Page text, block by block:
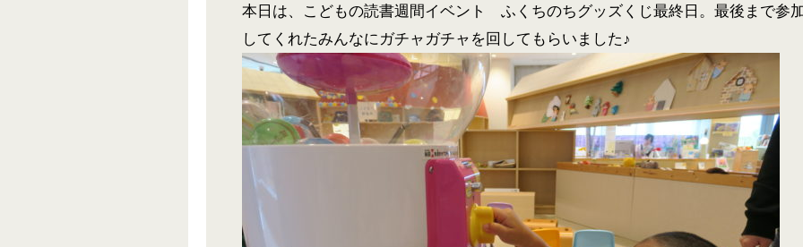
本日は、こどもの読書週間イベント ふくちのちグッズくじ最終日。最後まで参
してくれたみんなにガチャガチャを回してもらいました♪